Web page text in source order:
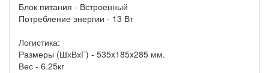
Блок питания - Встроенный
Потребление энергии - 13 Вт
Логистика:
Размеры (ШхВхГ) - 535x185x285 мм.
Вес - 6.25кг